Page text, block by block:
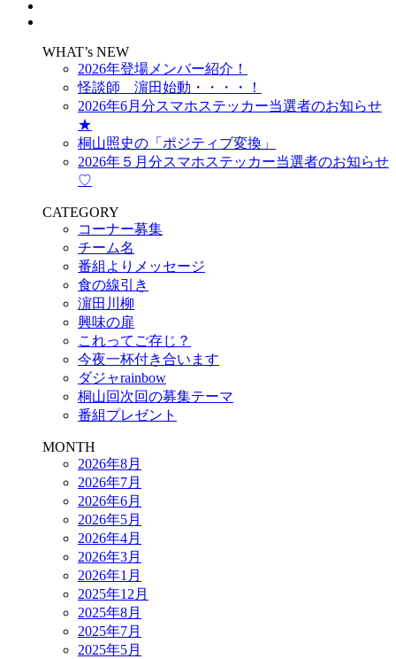
WHAT’s NEW
2026年登場メンバー紹介！
怪談師 濵田始動・・・・！
2026年6月分スマホステッカー当選者のお知らせ
★
桐山照史の「ポジティブ変換」
2026年５月分スマホステッカー当選者のお知らせ
♡
CATEGORY
コーナー募集
チーム名
番組よりメッセージ
食の線引き
濵田川柳
興味の扉
これってご存じ？
今夜一杯付き合います
ダジャrainbow
桐山回次回の募集テーマ
番組プレゼント
MONTH
2026年8月
2026年7月
2026年6月
2026年5月
2026年4月
2026年3月
2026年1月
2025年12月
2025年8月
2025年7月
2025年5月